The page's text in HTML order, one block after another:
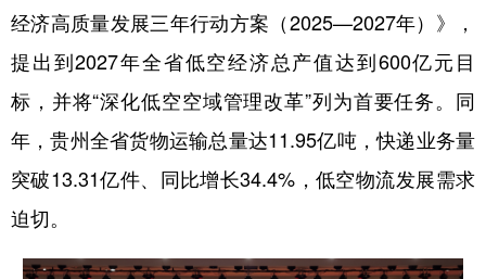
经济高质量发展三年行动方案（2025—2027年）》，
提出到2027年全省低空经济总产值达到600亿元目
标，并将“深化低空空域管理改革”列为首要任务。同
年，贵州全省货物运输总量达11.95亿吨，快递业务量
突破13.31亿件、同比增长34.4%，低空物流发展需求
迫切。